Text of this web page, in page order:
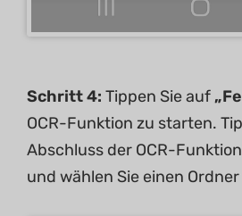
Schritt 4: Tippen Sie auf
OCR-Funktion zu starten.
Abschluss der OCR-
und wählen Sie einen Ordner